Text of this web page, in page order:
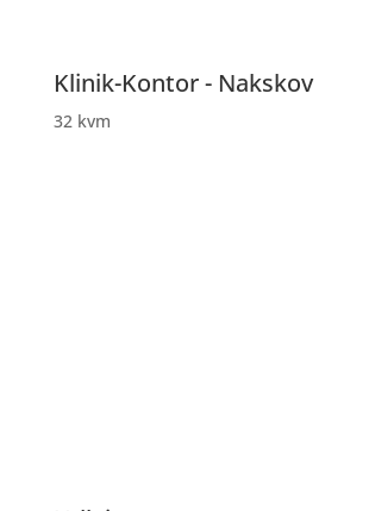
Klinik-Kontor - Nakskov
32 kvm